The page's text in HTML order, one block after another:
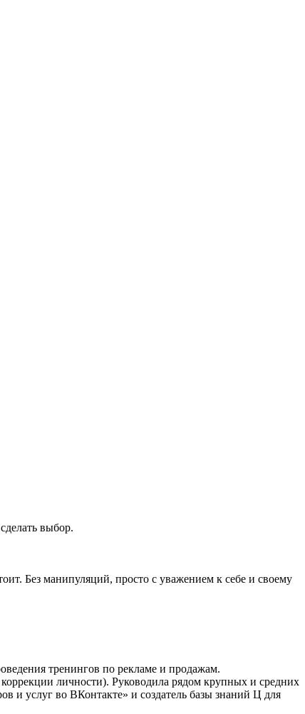
выбор.
Без манипуляций, просто с уважением к себе и своему
тренингов по рекламе и продажам.
личности). Руководила рядом крупных и средних
и услуг во ВКонтакте» и создатель базы знаний Ц для